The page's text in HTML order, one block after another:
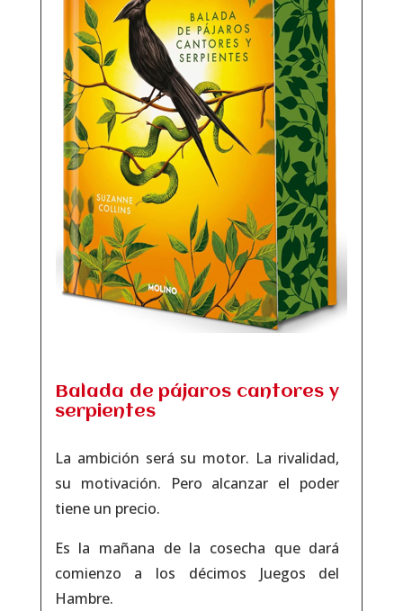
Balada de pájaros cantores y
serpientes
La ambición será su motor. La rivalidad,
su motivación. Pero alcanzar el poder
tiene un precio.
Es la mañana de la cosecha que dará
comienzo a los décimos Juegos del
Hambre.